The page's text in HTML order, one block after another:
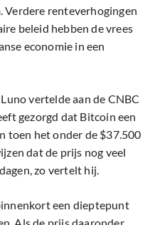
Verdere renteverhogingen
beleid hebben de vrees
economie in een
vertelde aan de CNBC
gezorgd dat Bitcoin een
toen het onder de $37.500
dat de prijs nog veel
zo vertelt hij.
een dieptepunt
Als de prijs daaronder